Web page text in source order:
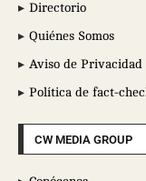
Directorio
Quiénes Somos
Aviso de Privacidad
Política de fact-
CW MEDIA GROUP